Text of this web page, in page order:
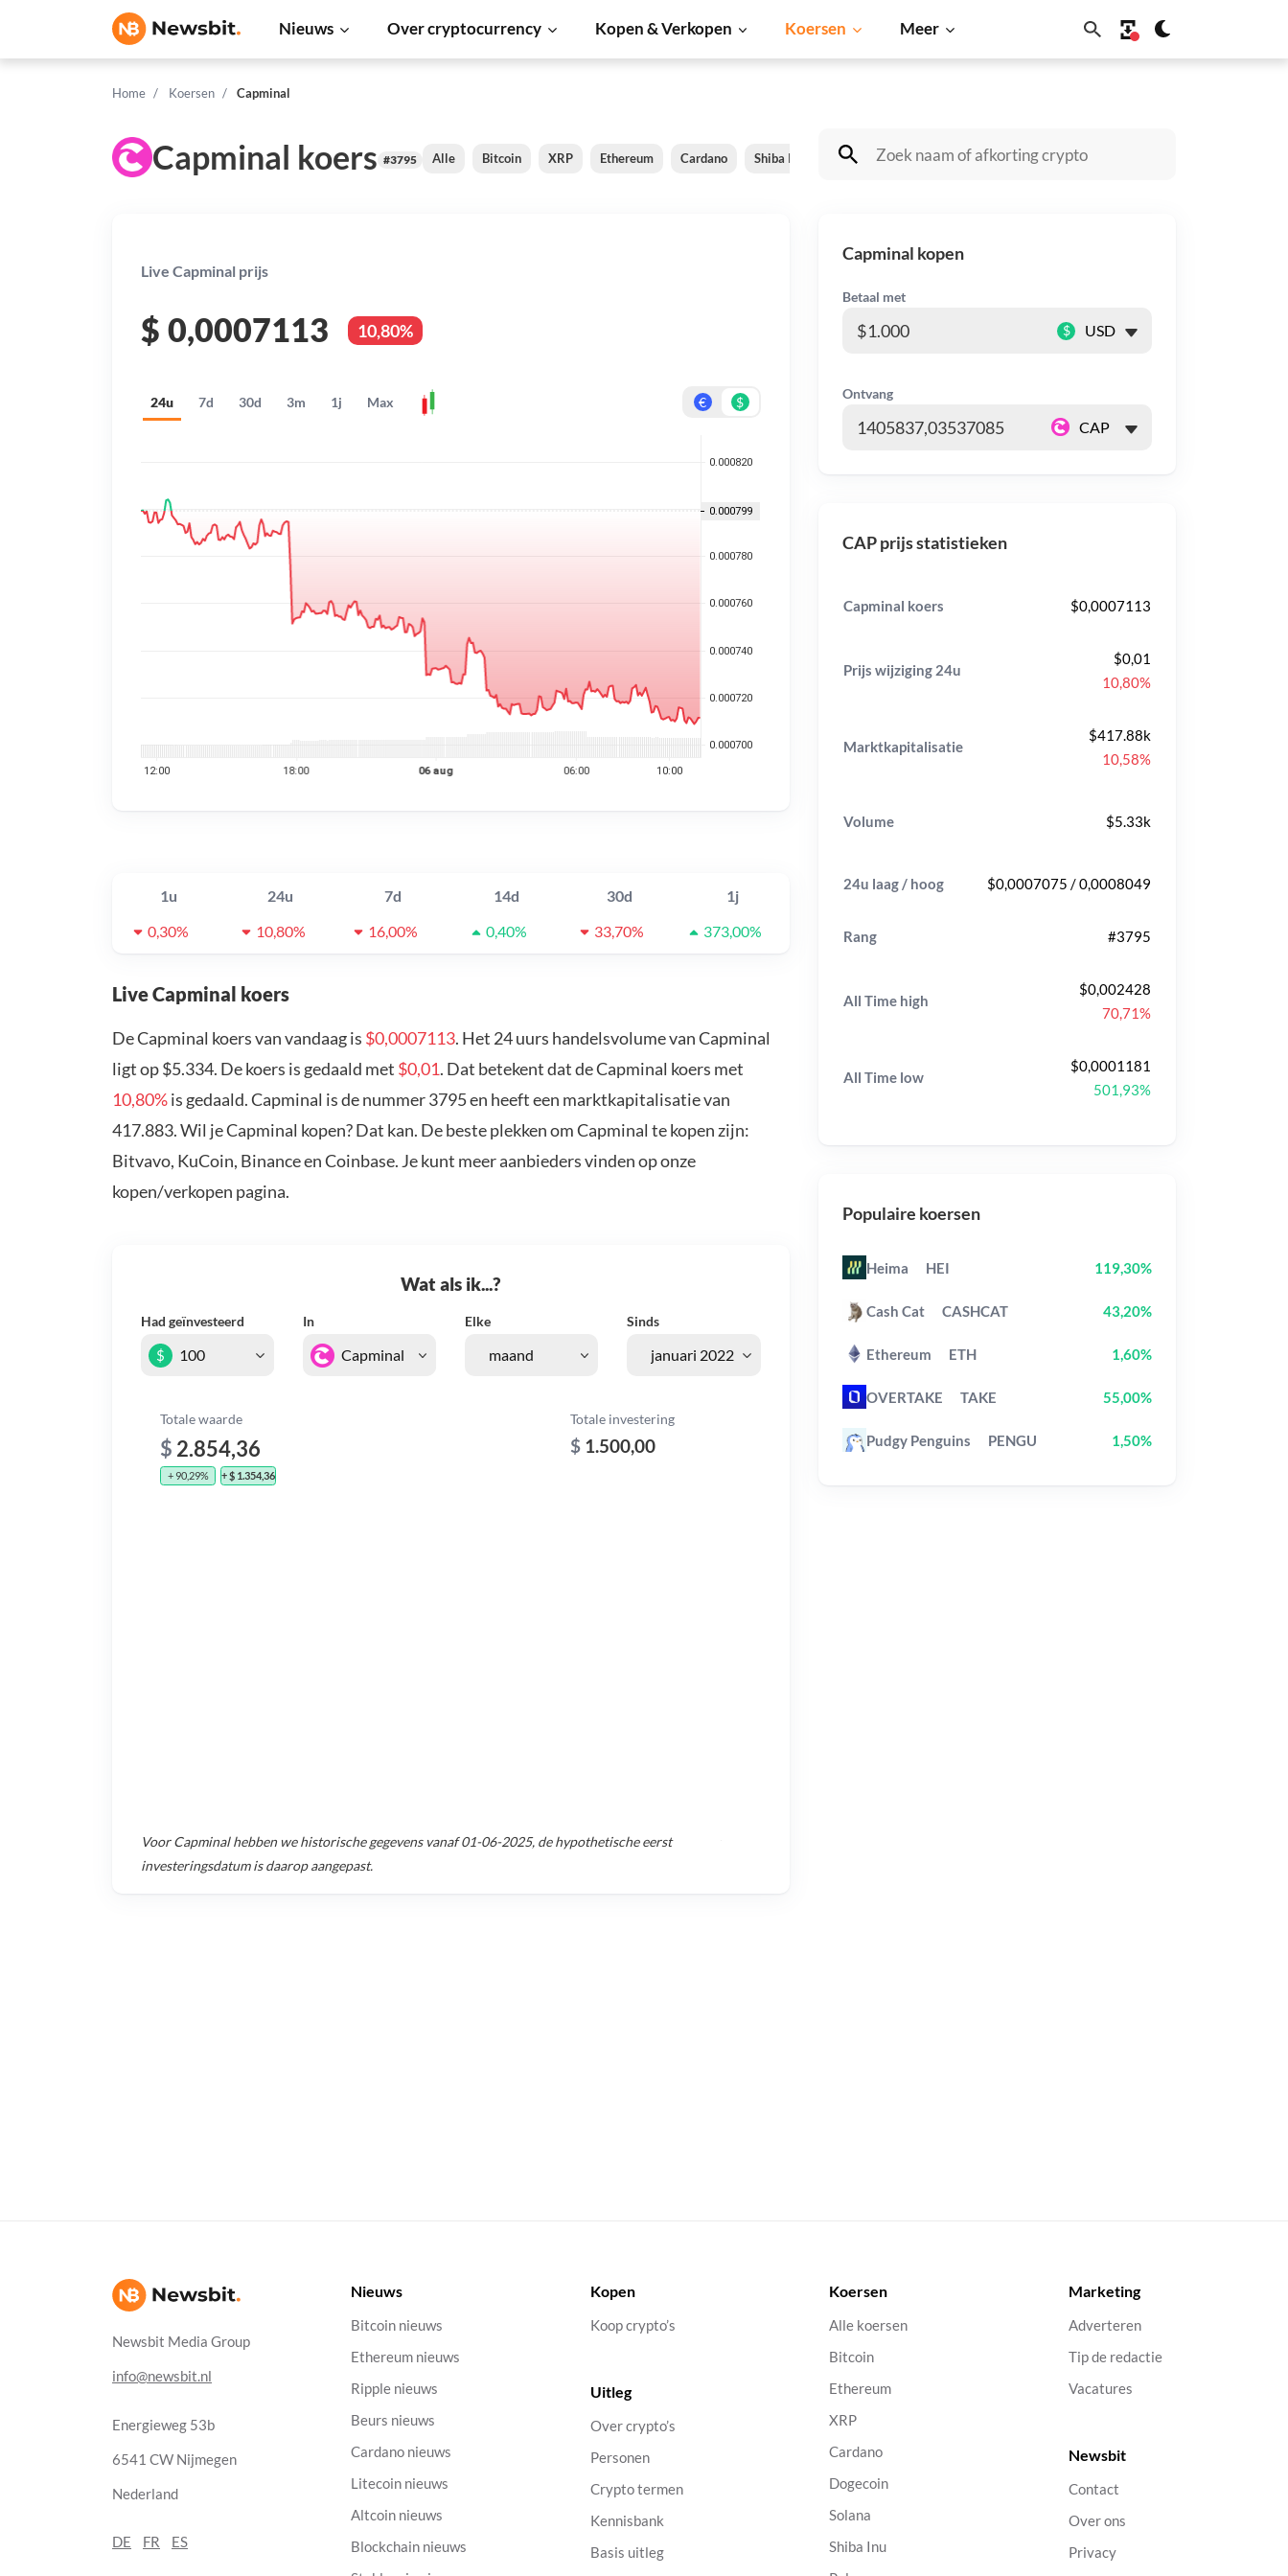
Nieuws Over cryptocurrency Kopen & Verkopen Koersen Meer
Home Koersen Capminal
Capminal koers #3795 Alle Bitcoin XRP Ethereum Cardano Shiba Inu Dogecoin Solana BNB
Live Capminal prijs
$ 0,0007113 10,80%
24u 7d 30d 3m 1j Max € $
1u 24u 7d 14d 30d
1j
0,30%
10,80% 16,00% 0,40% 33,70% 373,00%
Live Capminal koers
De Capminal koers van vandaag is $0,0007113. Het 24 uurs handelsvolume van Capminal
ligt op $5.334. De koers is gedaald met $0,01. Dat betekent dat de Capminal koers met
10,80%is gedaald. Capminal is de nummer 3795 en heeft een marktkapitalisatie van
417.883. Wil je Capminal kopen? Dat kan. De beste plekken om Capminal te kopen zijn:
Bitvavo, KuCoin, Binance en Coinbase. Je kunt meer aanbieders vinden op onze
kopen/verkopen pagina.
Wat als ik...?
Had geïnvesteerd In Elke Sinds
$
Totale waarde
$ 2.854,36
+ 90,29% + $ 1.354,36
Totale investering
$ 1.500,00
VoorCapminalhebben we historische gegevens vanaf01-06-2025, de hypothetische eerst
investeringsdatum is daarop aangepast.
Capminal kopen
Betaal met
$
Ontvang
CAP prijs statistieken
Capminal koers $0,0007113
Prijs wijziging 24u
$0,01
10,80%
Marktkapitalisatie
$417.88k
10,58%
Volume $5.33k
24u laag / hoog $0,0007075 / 0,0008049
Rang #3795
All Time high
$0,002428
70,71%
All Time low
$0,0001181
501,93%
Populaire koersen
Heima HEI 119,30%
Cash Cat CASHCAT 43,20%
Ethereum ETH 1,60%
OVERTAKE TAKE 55,00%
Pudgy Penguins PENGU 1,50%
Newsbit Media Group
info@newsbit.nl
Energieweg 53b
6541 CW Nijmegen
Nederland
DE FR ES
Nieuws
Bitcoin nieuws
Ethereum nieuws
Ripple nieuws
Beurs nieuws
Cardano nieuws
Litecoin nieuws
Altcoin nieuws
Blockchain nieuws
Kopen
Koop crypto’s
Uitleg
Over crypto’s
Personen
Crypto termen
Kennisbank
Basis uitleg
Koersen
Alle koersen
Bitcoin
Ethereum
XRP
Cardano
Dogecoin
Solana
Shiba Inu
Marketing
Adverteren
Tip de redactie
Vacatures
Newsbit
Contact
Over ons
Privacy